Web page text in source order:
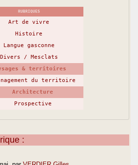
RUBRIQUES
Art de vivre
Histoire
Langue gasconne
Divers / Mesclats
& territoires
du territoire
Architecture
Prospective
: